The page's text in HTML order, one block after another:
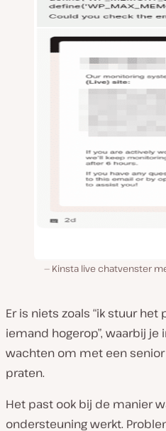
Kinsta live chatvenster
Er is niets zoals “ik stuur
iemand hogerop”, waarbij
wachten om met een
praten.
Het past ook bij de manier
ondersteuning werkt.